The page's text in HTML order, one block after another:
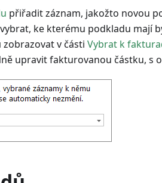
přiřadit záznam, jakožto novou
ke kterému podkladu mají
v části Vybrat k
upravit fakturovanou částku, s